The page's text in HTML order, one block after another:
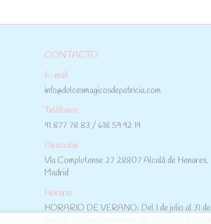
CONTACTO
E-mail
info@dulcesmagicosdepatricia.com
Teléfonos
91 877 78 83 / 618 59 92 19
Dirección
Vía Complutense 27 28807 Alcalá de Henares.
Madrid
Horario:
HORARIO DE VERANO: Del 1 de julio al 31 de